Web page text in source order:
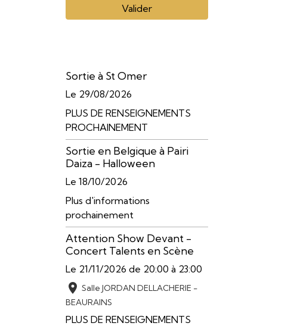
Valider
Sortie à St Omer
Le 29/08/2026
PLUS DE RENSEIGNEMENTS
PROCHAINEMENT
Sortie en Belgique à Pairi
Daiza - Halloween
Le 18/10/2026
Plus d'informations
prochainement
Attention Show Devant -
Concert Talents en Scène
Le 21/11/2026 de 20:00 à 23:00
Salle JORDAN DELLACHERIE -
BEAURAINS
PLUS DE RENSEIGNEMENTS